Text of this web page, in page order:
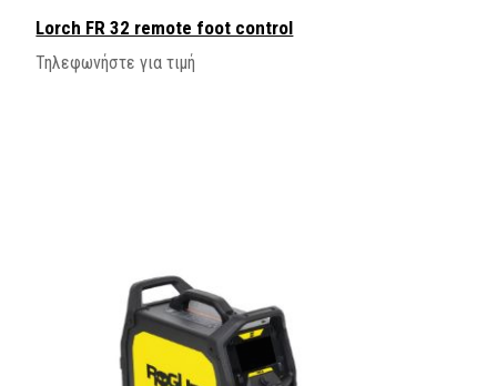
Lorch FR 32 remote foot control
Τηλεφωνήστε για τιμή